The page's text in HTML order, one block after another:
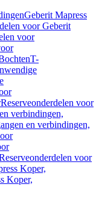
Geberit Mapress
voor Geberit
voor
T-
Reserveonderdelen voor
verbindingen,
en verbindingen,
voor
Koper,
Koper,